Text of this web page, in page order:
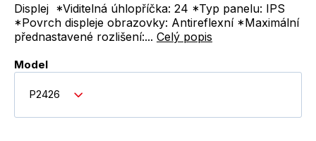
Displej *Viditelná úhlopříčka: 24 *Typ panelu: IPS
*Povrch displeje obrazovky: Antireflexní *Maximální
přednastavené rozlišení:... Celý popis
Model
P2426